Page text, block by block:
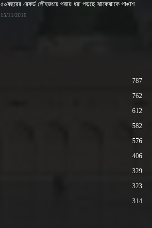
৫০বছরের রেকর্ড লৌহজংয়ে পদ্মায় ধরা পড়ছে ঝাকেঝাকে পাঙাশ
15/11/2019
787
762
612
582
576
406
329
323
314